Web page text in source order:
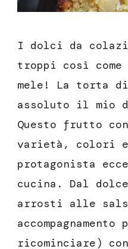
I dolci da
troppi così
mele! La torta
assoluto il mio
Questo frutto
varietà, colori e
protagonista
cucina. Dal
arrosti alle
ricominciare)